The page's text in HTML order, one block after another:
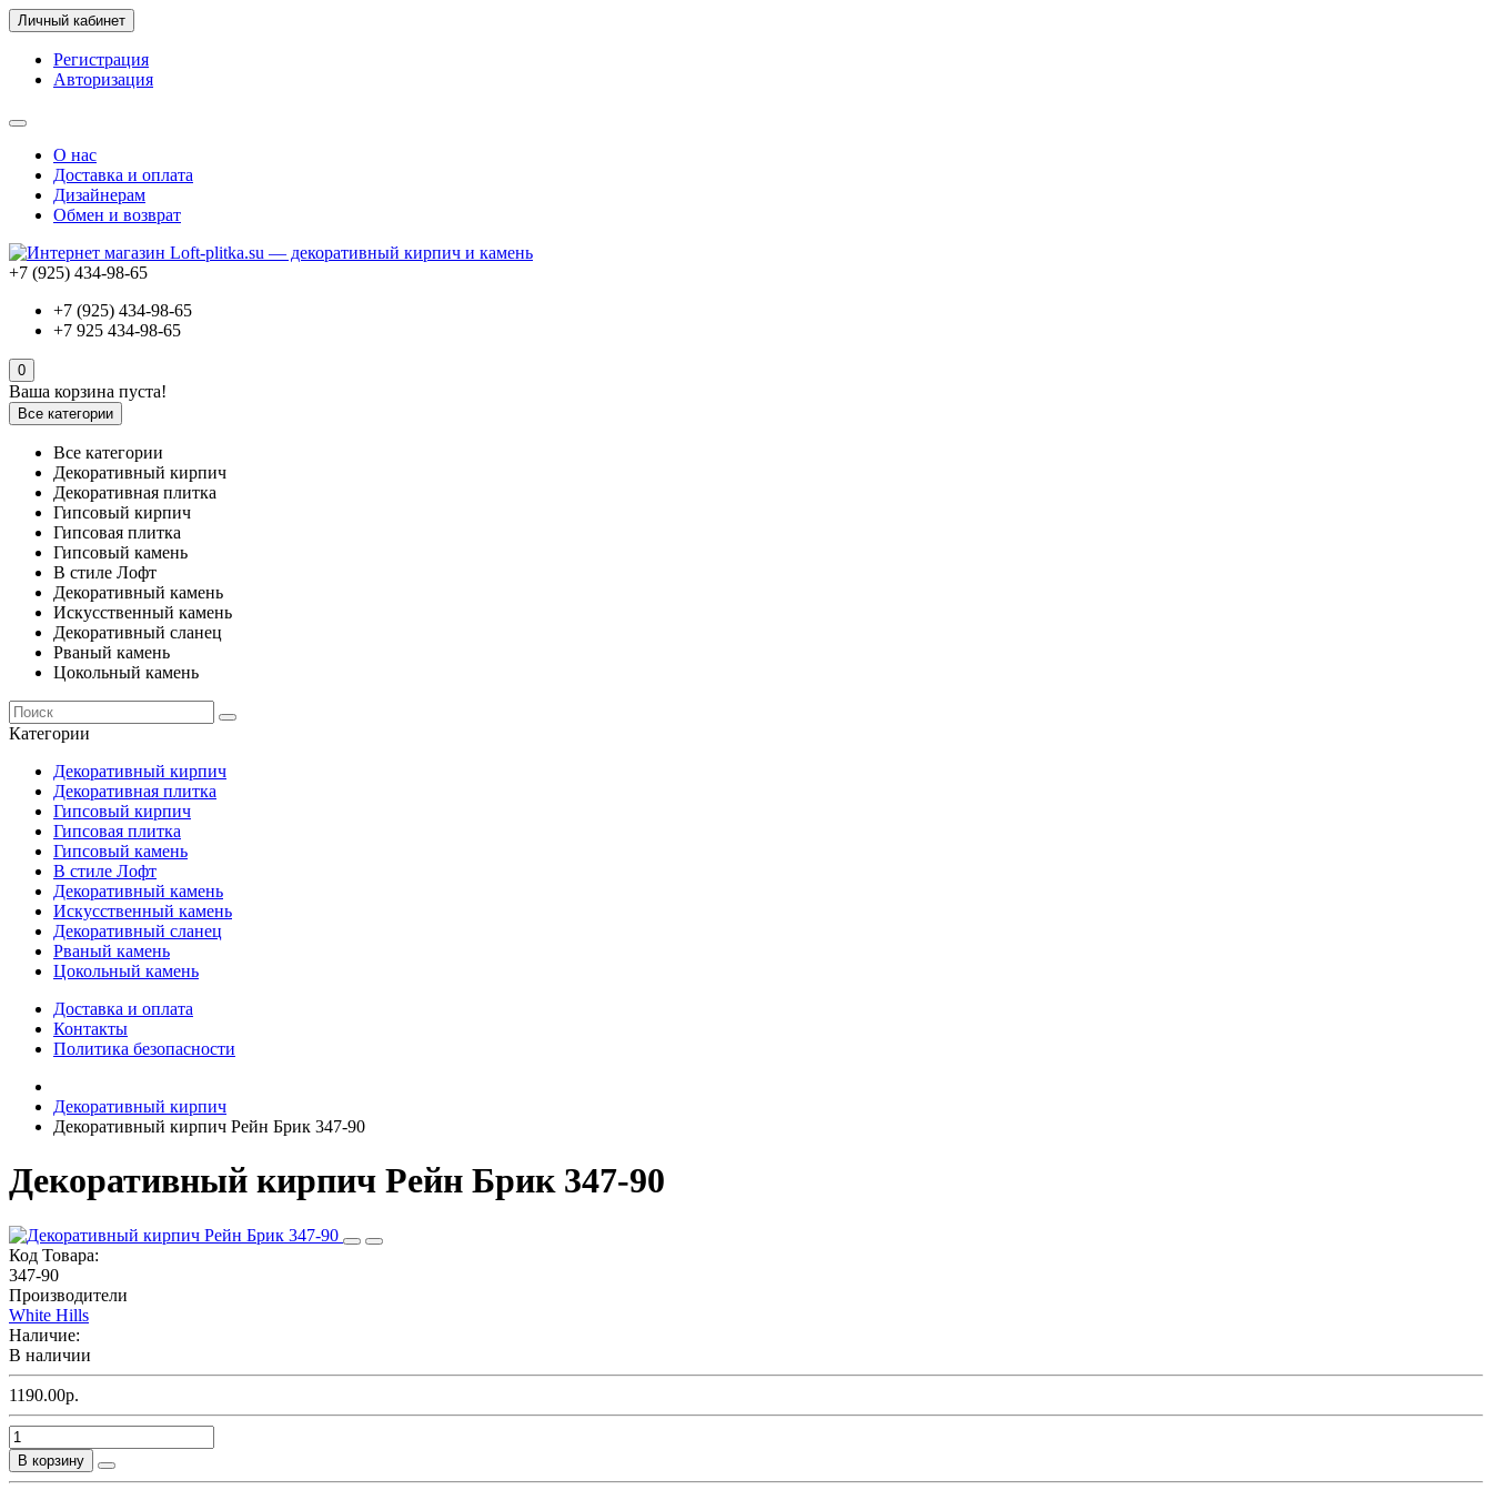
Личный кабинет
Регистрация
Авторизация
О нас
Доставка и оплата
Дизайнерам
Обмен и возврат
+7 (925) 434-98-65
+7 (925) 434-98-65
+7 925 434-98-65
0
Ваша корзина пуста!
Все категории
Все категории
Декоративный кирпич
Декоративная плитка
Гипсовый кирпич
Гипсовая плитка
Гипсовый камень
В стиле Лофт
Декоративный камень
Искусственный камень
Декоративный сланец
Рваный камень
Цокольный камень
Категории
Декоративный кирпич
Декоративная плитка
Гипсовый кирпич
Гипсовая плитка
Гипсовый камень
В стиле Лофт
Декоративный камень
Искусственный камень
Декоративный сланец
Рваный камень
Цокольный камень
Доставка и оплата
Контакты
Политика безопасности
Декоративный кирпич
Декоративный кирпич Рейн Брик 347-90
Декоративный кирпич Рейн Брик 347-90
Код Товара:
347-90
Производители
White Hills
Наличие:
В наличии
1190.00р.
В корзину